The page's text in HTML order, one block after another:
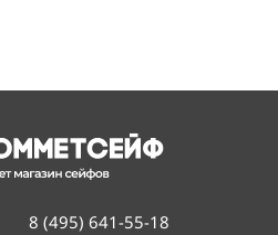
8 (495) 641-55-18